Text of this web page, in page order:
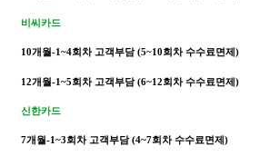
비씨카드
10개월-1~4회차 고객부담(5~10회차 수수료면제)
12개월-1~5회차 고객부담(6~12회차 수수료면제)
신한카드
7개월-1~3회차 고객부담(4~7회차 수수료면제)